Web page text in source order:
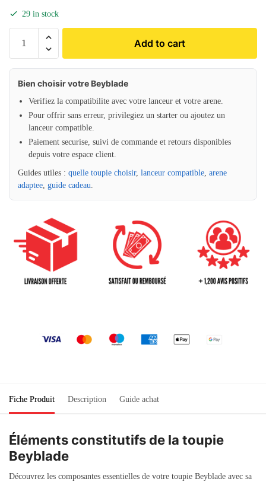
29 in stock
Add to cart
Bien choisir votre Beyblade
Verifiez la compatibilite avec votre lanceur et votre arene.
Pour offrir sans erreur, privilegiez un starter ou ajoutez un
lanceur compatible.
Paiement securise, suivi de commande et retours disponibles
depuis votre espace client.
Guides utiles : quelle toupie choisir, lanceur compatible arene
adaptee guide cadeau
Fiche Produit Description Guide achat
Éléments constitutifs de la toupie
Beyblade
Découvrez les composantes essentielles de votre toupie Beyblade avec sa